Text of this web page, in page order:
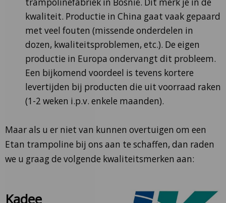
kwaliteit. Productie in China gaat vaak gepaard
met veel fouten (missende onderdelen in
dozen, kwaliteitsproblemen, etc.). De eigen
productie in Europa ondervangt dit probleem.
Een bijkomend voordeel is tevens kortere
levertijden bij producten die uit voorraad raken
(1-2 weken i.p.v. enkele maanden).
Maar als u er niet van kunnen overtuigen om een
Etan trampoline bij ons aan te schaffen, dan raden
we u graag de volgende kwaliteitsmerken aan:
Kadee